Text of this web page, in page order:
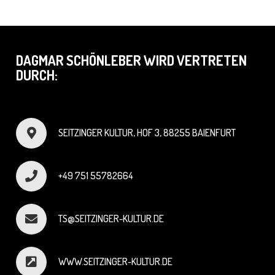
DAGMAR SCHÖNLEBER WIRD VERTRETEN
DURCH:
SEITZINGER KULTUR, HOF 3, 88255 BAIENFURT
+49 751 55782664
TS@SEITZINGER-KULTUR.DE
WWW.SEITZINGER-KULTUR.DE